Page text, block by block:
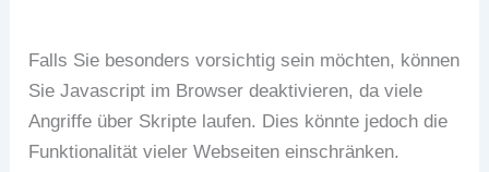
Falls Sie besonders vorsichtig sein möchten, können
Sie Javascript im Browser deaktivieren, da viele
Angriffe über Skripte laufen. Dies könnte jedoch die
Funktionalität vieler Webseiten einschränken.